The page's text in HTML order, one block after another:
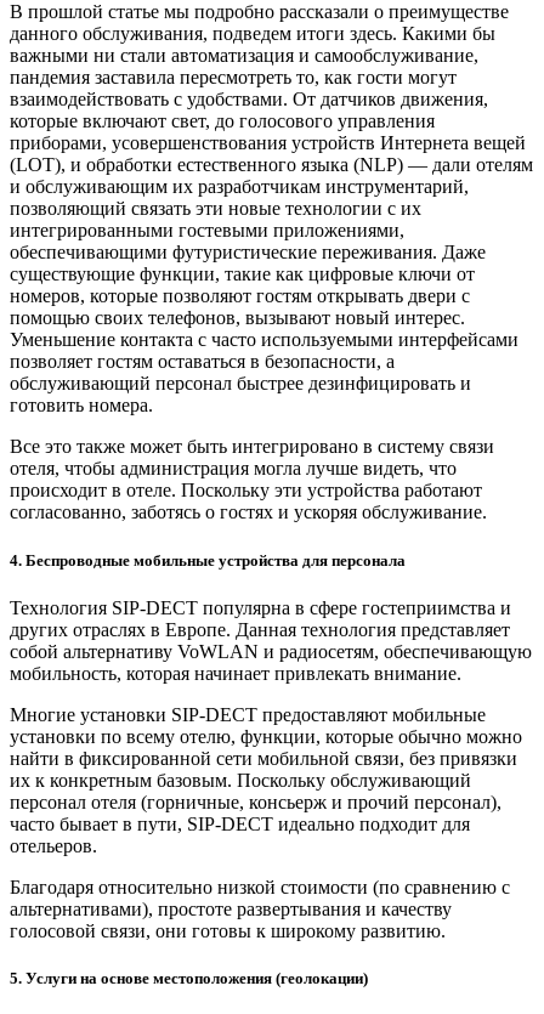
В прошлой статье мы подробно рассказали о преимуществе
данного обслуживания, подведем итоги здесь. Какими бы
важными ни стали автоматизация и самообслуживание,
пандемия заставила пересмотреть то, как гости могут
взаимодействовать с удобствами. От датчиков движения,
которые включают свет, до голосового управления
приборами, усовершенствования устройств Интернета вещей
(LOT), и обработки естественного языка (NLP) — дали отелям
и обслуживающим их разработчикам инструментарий,
позволяющий связать эти новые технологии с их
интегрированными гостевыми приложениями,
обеспечивающими футуристические переживания. Даже
существующие функции, такие как цифровые ключи от
номеров, которые позволяют гостям открывать двери с
помощью своих телефонов, вызывают новый интерес.
Уменьшение контакта с часто используемыми интерфейсами
позволяет гостям оставаться в безопасности, а
обслуживающий персонал быстрее дезинфицировать и
готовить номера.
Все это также может быть интегрировано в систему связи
отеля, чтобы администрация могла лучше видеть, что
происходит в отеле. Поскольку эти устройства работают
согласованно, заботясь о гостях и ускоряя обслуживание.
4. Беспроводные мобильные устройства для персонала
Технология SIP-DECT популярна в сфере гостеприимства и
других отраслях в Европе. Данная технология представляет
собой альтернативу VoWLAN и радиосетям, обеспечивающую
мобильность, которая начинает привлекать внимание.
Многие установки SIP-DECT предоставляют мобильные
установки по всему отелю, функции, которые обычно можно
найти в фиксированной сети мобильной связи, без привязки
их к конкретным базовым. Поскольку обслуживающий
персонал отеля (горничные, консьерж и прочий персонал),
часто бывает в пути, SIP-DECT идеально подходит для
отельеров.
Благодаря относительно низкой стоимости (по сравнению с
альтернативами), простоте развертывания и качеству
голосовой связи, они готовы к широкому развитию.
5. Услуги на основе местоположения (геолокации)